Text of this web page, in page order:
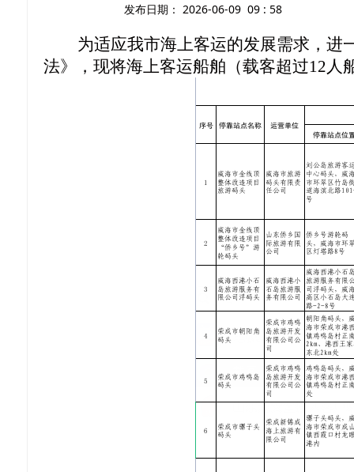
发布日期： 2026-06-09 09 : 58
为适应我市海上客运的发展需求，进
法》，现将海上客运船舶（载客超过12人